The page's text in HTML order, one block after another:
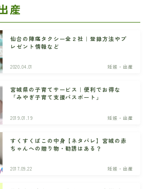
産
仙台の陣痛タクシー全２社｜登録方法やプ
レゼント情報など
2020.04.01 妊娠・出産
宮城県の子育てサービス｜便利でお得な
「みやぎ子育て支援パスポート」
2019.01.19 妊娠・出産
すくすくばこの中身【ネタバレ】宮城の赤
ちゃんへの贈り物・勧誘はある？
2017.09.22 妊娠・出産